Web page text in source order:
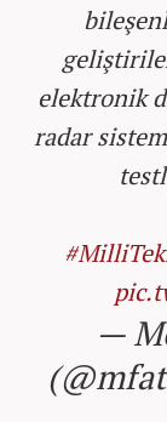
elektronik
radar
—